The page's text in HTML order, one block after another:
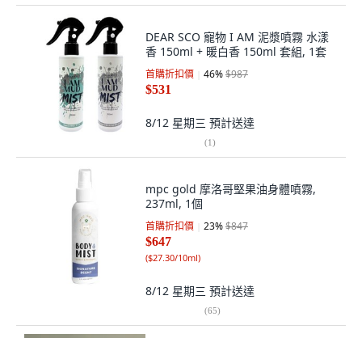
DEAR SCO 寵物 I AM 泥漿噴霧 水漾
香 150ml + 暖白香 150ml 套組, 1套
首購折扣價 46%$987
$531
8/12 星期三 預計送達
(1)
mpc gold 摩洛哥堅果油身體噴霧,
237ml, 1個
首購折扣價 23%$847
$647
($27.30/10ml)
8/12 星期三 預計送達
(65)